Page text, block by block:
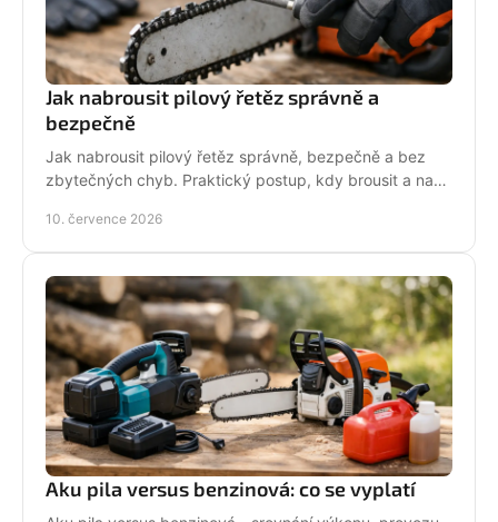
Jak nabrousit pilový řetěz správně a
bezpečně
Jak nabrousit pilový řetěz správně, bezpečně a bez
zbytečných chyb. Praktický postup, kdy brousit a na
10. července 2026
Aku pila versus benzinová: co se vyplatí